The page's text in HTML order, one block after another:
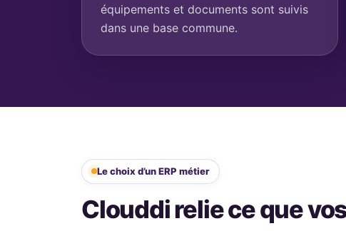
équipements et documents sont suivis
dans une base commune.
Le choix d’un ERP métier
Clouddi relie ce que